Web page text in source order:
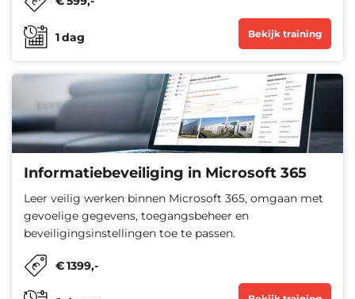
1dag Bekijk training
Informatiebeveiliging in Microsoft 365
Leer veilig werken binnen Microsoft 365, omgaan met
gevoelige gegevens, toegangsbeheer en
beveiligingsinstellingen toe te passen.
€1399,-